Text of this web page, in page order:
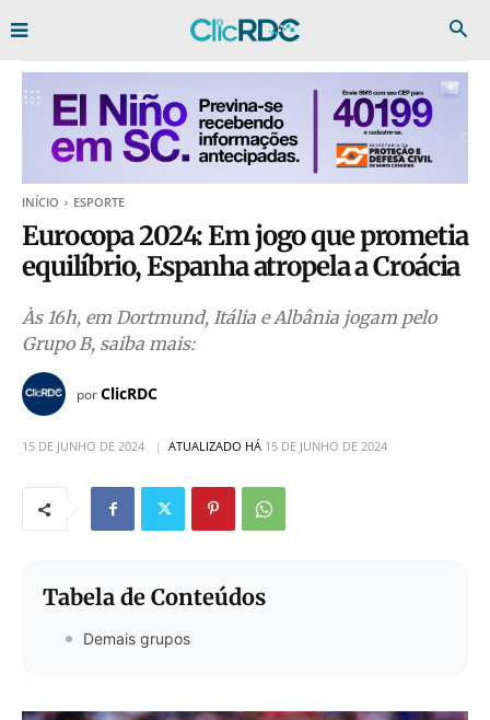
INÍCIO ESPORTE
Eurocopa 2024: Em jogo que prometia
equilíbrio, Espanha atropela a Croácia
Às 16h, em Dortmund, Itália e Albânia jogam pelo
Grupo B, saiba mais:
porClicRDC
15 DE JUNHO DE 2024 ATUALIZADO HÁ 15 DE JUNHO DE 2024
Tabela de Conteúdos
Demais grupos